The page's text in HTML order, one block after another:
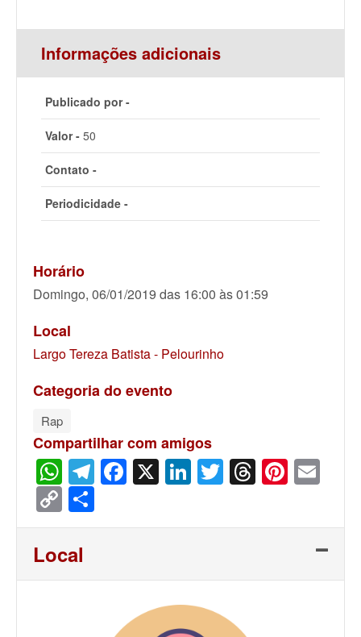
Informações adicionais
Publicado por -
Valor - 50
Contato -
Periodicidade -
Horário
Domingo, 06/01/2019 das 16:00 às 01:59
Local
Largo Tereza Batista - Pelourinho
Categoria do evento
Rap
Compartilhar com amigos
WhatsApp
Telegram
Facebook
X LinkedIn
Twitter
Threads
Copy
Link
Local